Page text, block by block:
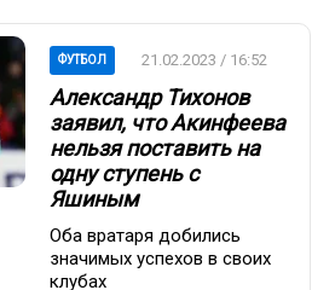
ФУТБОЛ 21.02.2023 / 16:52
Александр Тихонов
заявил, что Акинфеева
нельзя поставить на
одну ступень с
Яшиным
Оба вратаря добились
значимых успехов в своих
клубах